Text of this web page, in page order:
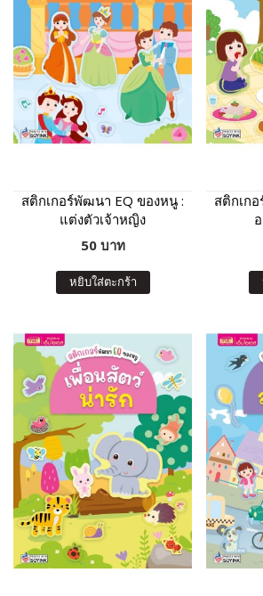
สติกเกอร์พัฒนา EQ ของหนู :
แต่งตัวเจ้าหญิง
50 บาท
หยิบใส่ตะกร้า
สติกเก